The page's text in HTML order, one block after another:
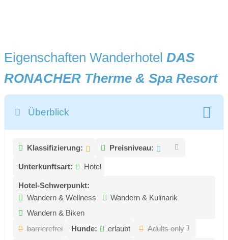
Eigenschaften Wanderhotel DAS
RONACHER Therme & Spa Resort
Überblick
Klassifizierung: Preisniveau:
Unterkunftsart: Hotel
Hotel-Schwerpunkt:
Wandern & Wellness
Wandern & Kulinarik
Wandern & Biken
barrierefrei
Hunde: erlaubt Adults only